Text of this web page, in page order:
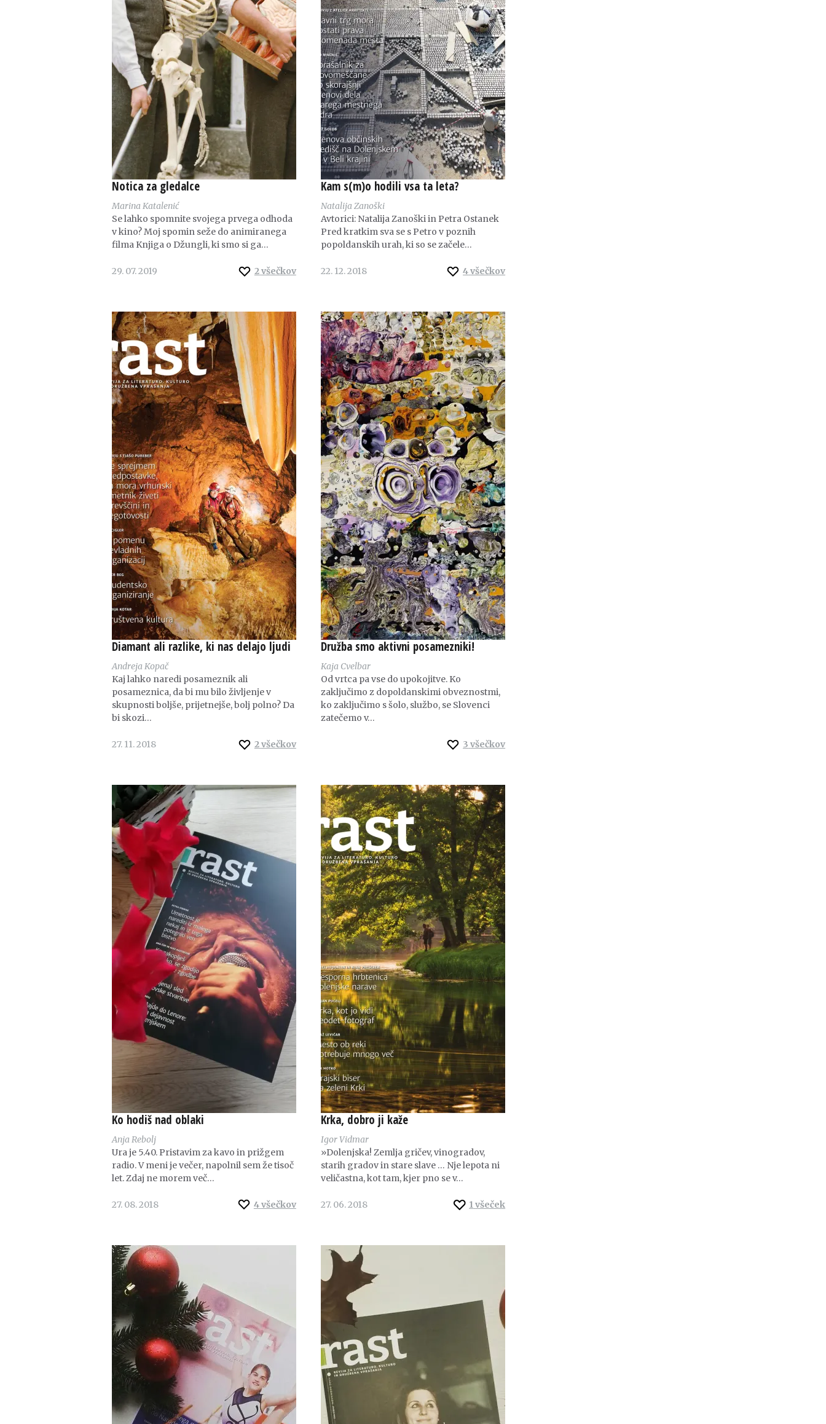
Notica za gledalce
Marina Katalenić
Se lahko spomnite svojega prvega odhoda
v kino? Moj spomin seže do animiranega
filma Knjiga o Džungli, ki smo si ga…
2všečkov
29. 07. 2019
Kam s(m)o hodili vsa ta leta?
Natalija Zanoški
Avtorici: Natalija Zanoški in Petra Ostanek
Pred kratkim sva se s Petro v poznih
popoldanskih urah, ki so se začele…
4všečkov
22. 12. 2018
Diamant ali razlike, ki nas delajo ljudi
Andreja Kopač
Kaj lahko naredi posameznik ali
posameznica, da bi mu bilo življenje v
skupnosti boljše, prijetnejše, bolj polno? Da
bi skozi…
2všečkov
27. 11. 2018
Družba smo aktivni posamezniki!
Kaja Cvelbar
Od vrtca pa vse do upokojitve. Ko
zaključimo z dopoldanskimi obveznostmi,
ko zaključimo s šolo, službo, se Slovenci
zatečemo v…
3 všečkov
Ko hodiš nad oblaki
Anja Rebolj
Ura je 5.40. Pristavim za kavo in prižgem
radio. V meni je večer, napolnil sem že tisoč
let. Zdaj ne morem več…
4všečkov
27. 08. 2018
Krka, dobro ji kaže
Igor Vidmar
»Dolenjska! Zemlja gričev, vinogradov,
starih gradov in stare slave … Nje lepota ni
veličastna, kot tam, kjer pno se v…
1všeček
27. 06. 2018